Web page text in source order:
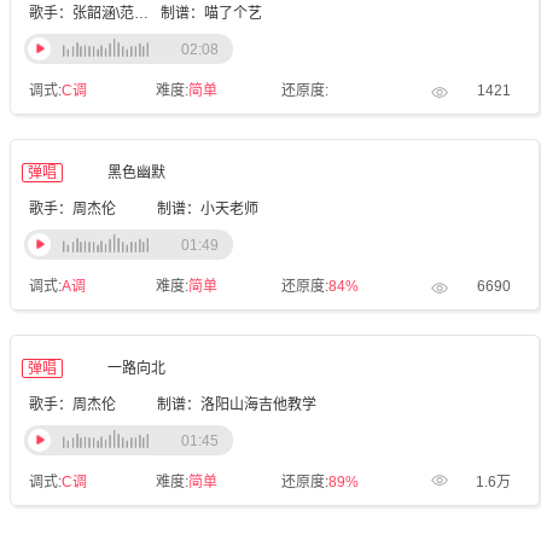
歌手：张韶涵\范玮琪 制谱：喵了个艺
调式:C调 难度:简单 还原度: 1421
02:08
弹唱 黑色幽默
歌手：周杰伦 制谱：小天老师
调式:A调 难度:简单 还原度:84% 6690
01:49
弹唱 一路向北
歌手：周杰伦 制谱：洛阳山海吉他教学
调式:C调 难度:简单 还原度:89% 1.6万
01:45